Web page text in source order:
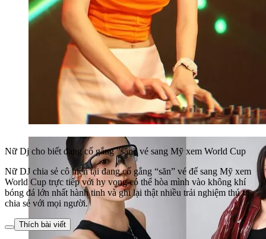
Nữ Dj cho biết đang cố gắng "săn" vé sang Mỹ xem World Cup
Nữ DJ chia sẻ cô hiện tại đang cố gắng “săn” vé để sang Mỹ xem
World Cup trực tiếp với hy vọng có thể hòa mình vào không khí
bóng đá lớn nhất hành tinh và ghi lại thật nhiều trải nghiệm thú vị
chia sẻ với mọi người.
Thích bài viết